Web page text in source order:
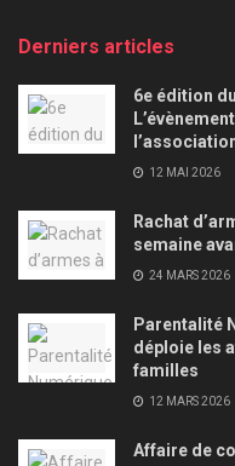
Derniers articles
6e édition
12 MAI 2026
Rachat
semaine
24 MARS 2026
Parentalité
déploie les
familles
12 MARS 2026
Affaire de